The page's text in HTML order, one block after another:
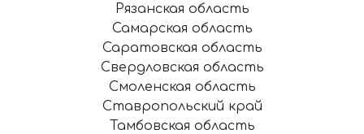
Рязанская область
Самарская область
Саратовская область
Свердловская область
Смоленская область
Ставропольский край
Тамбовская область